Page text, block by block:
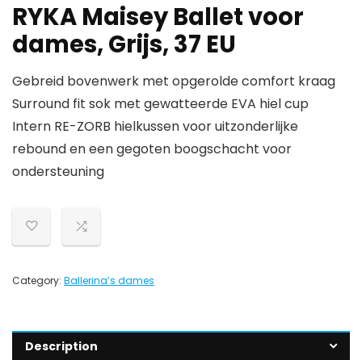
RYKA Maisey Ballet voor
dames, Grijs, 37 EU
Gebreid bovenwerk met opgerolde comfort kraag
Surround fit sok met gewatteerde EVA hiel cup
Intern RE-ZORB hielkussen voor uitzonderlijke
rebound en een gegoten boogschacht voor
ondersteuning
Category: Ballerina’s dames
Description